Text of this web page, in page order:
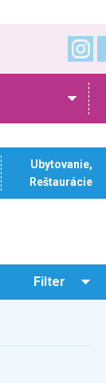
Ubytovanie,
Reštaurácie
Filter